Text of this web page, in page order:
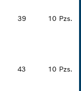
39 10 Pzs.
43 10 Pzs.